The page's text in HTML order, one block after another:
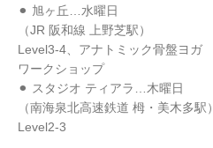
⚫︎ 旭ヶ丘…水曜日
（JR 阪和線 上野芝駅）
Level3-4、アナトミック骨盤ヨガ
ワークショップ
⚫︎ スタジオ ティアラ…木曜日
（南海泉北高速鉄道 栂・美木多駅）
Level2-3